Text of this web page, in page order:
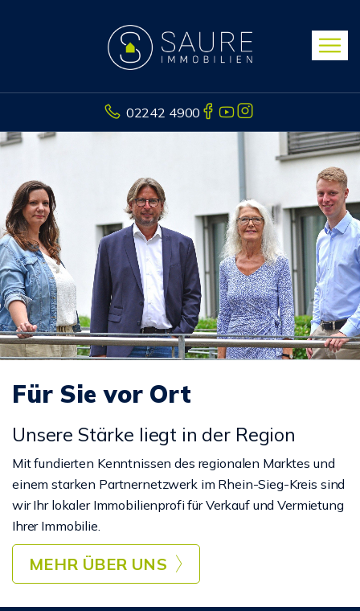
02242 4900
Für Sie vor Ort
Unsere Stärke liegt in der Region
Mit fundierten Kenntnissen des regionalen Marktes und
einem starken Partnernetzwerk im Rhein-Sieg-Kreis sind
wir Ihr lokaler Immobilienprofi für Verkauf und Vermietung
Ihrer Immobilie.
MEHR ÜBER UNS